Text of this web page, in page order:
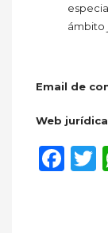
ámbito
Email de
Web